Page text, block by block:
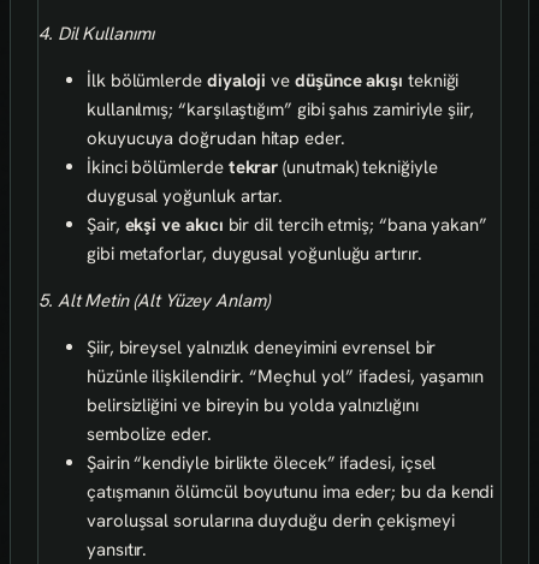
4. Dil Kullanımı
İlk bölümlerde diyaloji ve düşünce akışı tekniği
kullanılmış; “karşılaştığım” gibi şahıs zamiriyle şiir,
okuyucuya doğrudan hitap eder.
İkinci bölümlerde tekrar (unutmak) tekniğiyle
duygusal yoğunluk artar.
Şair, ekşi ve akıcı bir dil tercih etmiş; “bana yakan”
gibi metaforlar, duygusal yoğunluğu artırır.
5. Alt Metin (Alt Yüzey Anlam)
Şiir, bireysel yalnızlık deneyimini evrensel bir
hüzünle ilişkilendirir. “Meçhul yol” ifadesi, yaşamın
belirsizliğini ve bireyin bu yolda yalnızlığını
sembolize eder.
Şairin “kendiyle birlikte ölecek” ifadesi, içsel
çatışmanın ölümcül boyutunu ima eder; bu da kendi
varoluşsal sorularına duyduğu derin çekişmeyi
yansıtır.